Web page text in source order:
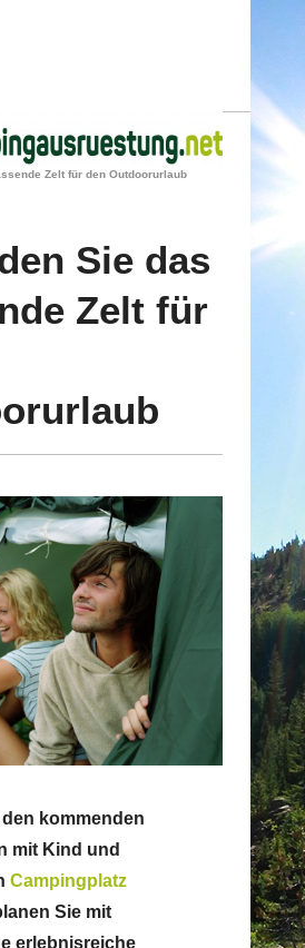
/
Zelt für den Outdoorurlaub
Sie das
Zelt für
kommenden
mit Kind und
Campingplatz
Sie mit
erlebnisreiche